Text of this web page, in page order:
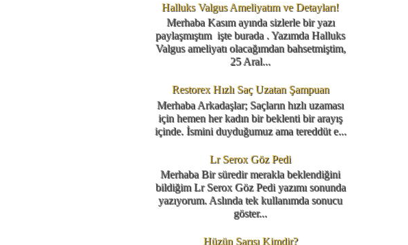
Halluks Valgus Ameliyatım ve Detayları!
Merhaba Kasım ayında sizlerle bir yazı
paylaşmıştım işte burada . Yazımda Halluks
Valgus ameliyatı olacağımdan bahsetmiştim,
25 Aral...
Restorex Hızlı Saç Uzatan Şampuan
Merhaba Arkadaşlar; Saçların hızlı uzaması
için hemen her kadın bir beklenti bir arayış
içinde. İsmini duyduğumuz ama tereddüt e...
Lr Serox Göz Pedi
Merhaba Bir süredir merakla beklendiğini
bildiğim Lr Serox Göz Pedi yazımı sonunda
yazıyorum. Aslında tek kullanımda sonucu
göster...
Hüzün Sarısı Kimdir?